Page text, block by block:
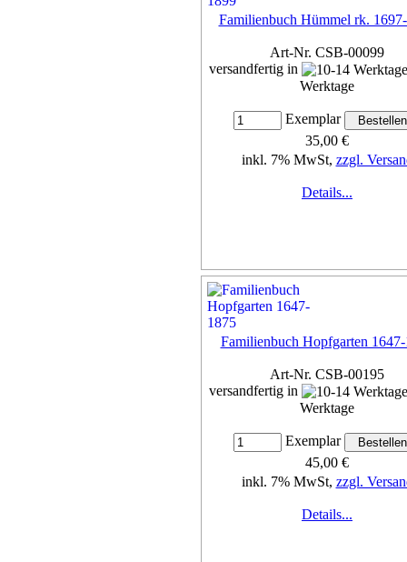
Familienbuch Hümmel rk.
Art-Nr. CSB-00099
versandfertig in
Werktage
Exemplar
35,00 €
inkl. 7% MwSt, zzgl.
Details...
Familienbuch Hopfgarten
Art-Nr. CSB-00195
versandfertig in
Werktage
Exemplar
45,00 €
inkl. 7% MwSt, zzgl.
Details...